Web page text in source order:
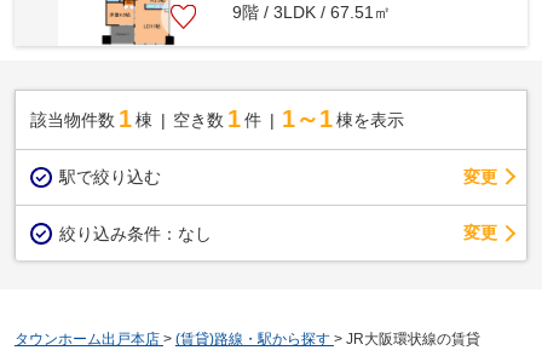
9階 / 3LDK / 67.51㎡
該当物件数 1棟 空き数 1 件 1～1 棟を表示
駅で絞り込む 変更
絞り込み条件： なし 変更
タウンホーム出戸本店 > (賃貸)路線・駅から探す > JR大阪環状線の賃貸